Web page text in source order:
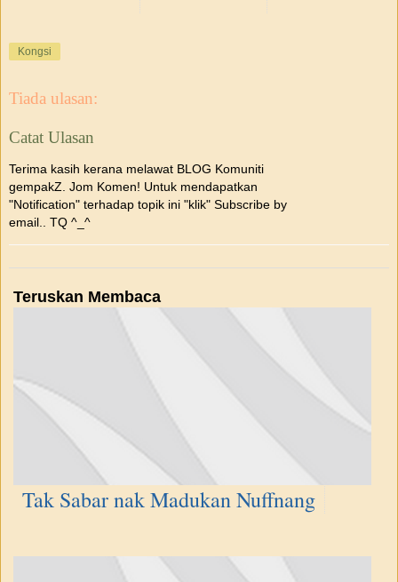
Kongsi
Tiada ulasan:
Catat Ulasan
Terima kasih kerana melawat BLOG Komuniti
gempakZ. Jom Komen! Untuk mendapatkan
"Notification" terhadap topik ini "klik" Subscribe by
email.. TQ ^_^
Teruskan Membaca
Tak Sabar nak Madukan Nuffnang